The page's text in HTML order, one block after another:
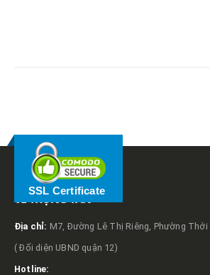
SSL Certificate
VỀ TRỌNG TẤN
Địa chỉ: M7, Đường Lê Thị Riêng, Phường Thới
( Đối diện UBND quận 12)
Hotline: